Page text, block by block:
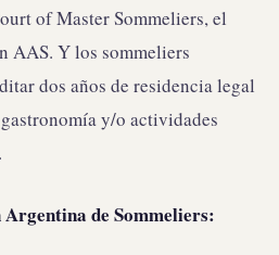
of Master Sommeliers, el
AAS. Y los sommeliers
dos años de residencia legal
y/o actividades
de Sommeliers: